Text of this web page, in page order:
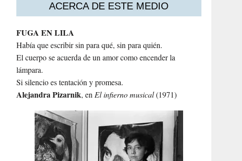
ACERCA DE ESTE MEDIO
FUGA EN LILA
Había que escribir sin para qué, sin para quién.
El cuerpo se acuerda de un amor como encender la
lámpara.
Si silencio es tentación y promesa.
AlejandraPizarnik, enEl infierno musical(1971)